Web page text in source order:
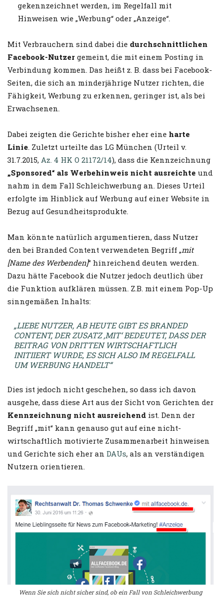
gekennzeichnet werden, im Regelfall mit
Hinweisen wie „Werbung“ oder „Anzeige“.
Mit Verbrauchern sind dabei die durchschnittlichen
Facebook-Nutzer gemeint, die mit einem Posting in
Verbindung kommen. Das heißt z. B. dass bei Facebook-
Seiten, die sich an minderjährige Nutzer richten, die
Fähigkeit, Werbung zu erkennen, geringer ist, als bei
Erwachsenen.
Dabei zeigten die Gerichte bisher eher eine harte
Linie. Zuletzt urteilte das LG München (Urteil v.
31.7.2015, Az. 4 HK O 21172/14), dass die Kennzeichnung
„Sponsored“ als Werbehinweis nicht ausreichte und
nahm in dem Fall Schleichwerbung an. Dieses Urteil
erfolgte im Hinblick auf Werbung auf einer Website in
Bezug auf Gesundheitsprodukte.
Man könnte natürlich argumentieren, dass Nutzer
den bei Branded Content verwendeten Begriff „mit
[Name des Werbenden]“ hinreichend deuten werden.
Dazu hätte Facebook die Nutzer jedoch deutlich über
die Funktion aufklären müssen. Z.B. mit einem Pop-Up
sinngemäßen Inhalts:
„LIEBE NUTZER, AB HEUTE GIBT ES BRANDED
CONTENT, DER ZUSATZ ‚MIT‘ BEDEUTET, DASS DER
BEITRAG VON DRITTEN WIRTSCHAFTLICH
INITIIERT WURDE, ES SICH ALSO IM REGELFALL
UM WERBUNG HANDELT“
Dies ist jedoch nicht geschehen, so dass ich davon
ausgehe, dass diese Art aus der Sicht von Gerichten der
Kennzeichnung nicht ausreichend ist. Denn der
Begriff „mit“ kann genauso gut auf eine nicht-
wirtschaftlich motivierte Zusammenarbeit hinweisen
und Gerichte sich eher an DAUs, als an verständigen
Nutzern orientieren.
Wenn Sie sich nicht sicher sind, ob ein Fall von Schleichwerbung